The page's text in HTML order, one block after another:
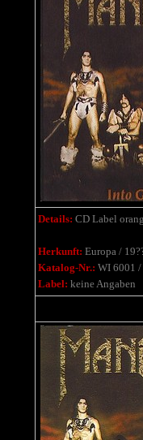
Details: CD Label
Herkunft: Europa /
Katalog-Nr.: WI 6001
Label: keine Angaben